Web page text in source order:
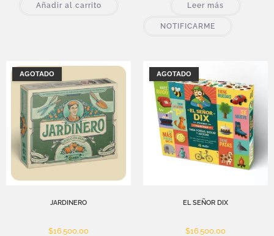
Añadir al carrito Leer más
NOTIFICARME
AGOTADO
JARDINERO
$16.500,00
AGOTADO
EL SEÑOR DIX
$16.500,00